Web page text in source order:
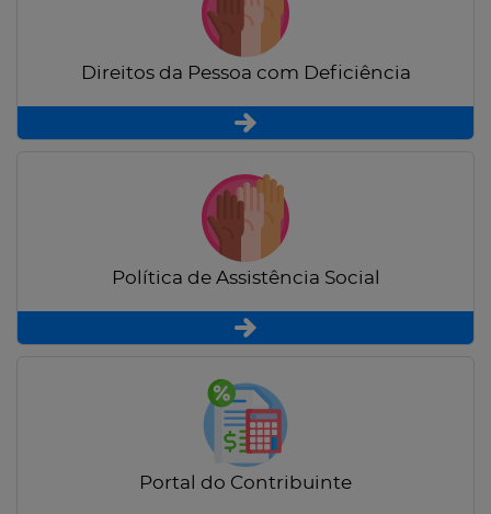
Direitos da Pessoa com Deficiência
Política de Assistência Social
Portal do Contribuinte